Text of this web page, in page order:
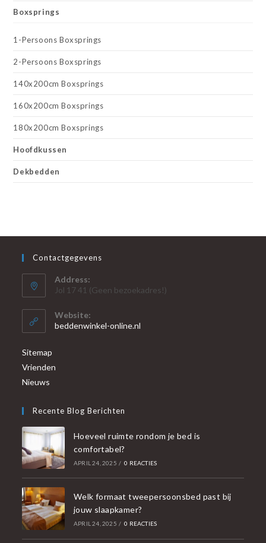
Boxsprings
1-Persoons Boxsprings
2-Persoons Boxsprings
140x200cm Boxsprings
160x200cm Boxsprings
180x200cm Boxsprings
Hoofdkussen
Dekbedden
Contactgegevens
Address:
Jol 17 41 (Geen bezoekadres!)
Website:
beddenwinkel-online.nl
Sitemap
Vrienden
Nieuws
Recente Blog Berichten
Hoeveel ruimte rondom je bed is
comfortabel?
APRIL 24, 2025 / 0 REACTIES
Welk formaat tweepersoonsbed past bij
jouw slaapkamer?
APRIL 24, 2025 / 0 REACTIES